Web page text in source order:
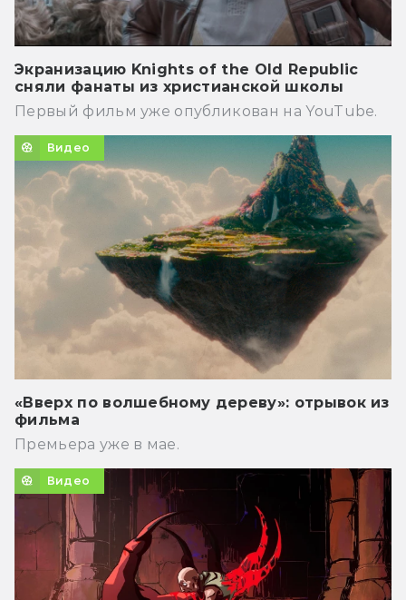
Экранизацию Knights of the Old Republic
сняли фанаты из христианской школы
Первый фильм уже опубликован на YouTube.
Видео
«Вверх по волшебному дереву»: отрывок из
фильма
Премьера уже в мае.
Видео